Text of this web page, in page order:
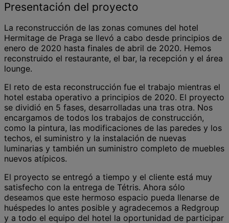
Presentación del proyecto
La reconstrucción de las zonas comunes del hotel
Hermitage de Praga se llevó a cabo desde principios de
enero de 2020 hasta finales de abril de 2020. Hemos
reconstruido el restaurante, el bar, la recepción y el área
lounge.
El reto de esta reconstrucción fue el trabajo mientras el
hotel estaba operativo a principios de 2020. El proyecto
se dividió en 5 fases, desarrolladas una tras otra. Nos
encargamos de todos los trabajos de construcción,
como la pintura, las modificaciones de las paredes y los
techos, el suministro y la instalación de nuevas
luminarias y también un suministro completo de muebles
nuevos atípicos.
El proyecto se entregó a tiempo y el cliente está muy
satisfecho con la entrega de Tétris. Ahora sólo
deseamos que este hermoso espacio pueda llenarse de
huéspedes lo antes posible y agradecemos a Redgroup
y a todo el equipo del hotel la oportunidad de participar